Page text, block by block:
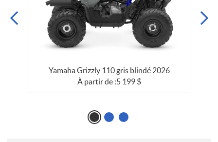
Yamaha Grizzly 110 gris blindé 2026
À partir de :5 199 $